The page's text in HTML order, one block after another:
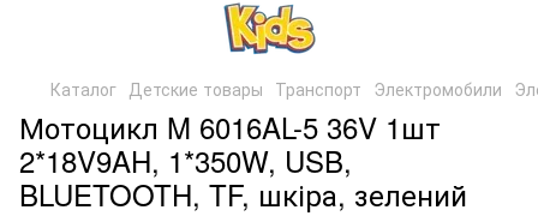
Каталог Детские товары Транспорт Электромобили
Мотоцикл M 6016AL-5 36V 1шт
2*18V9AH, 1*350W, USB,
BLUETOOTH, TF, шкіра, зелений